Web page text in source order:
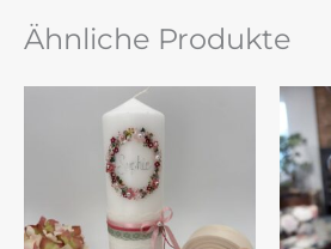
Ähnliche Produkte